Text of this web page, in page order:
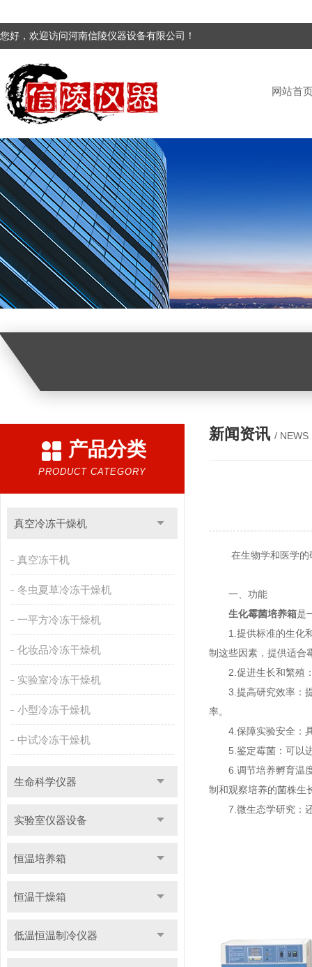
您好，欢迎访问河南信陵仪器设备有限公司！
网站首
产品分类
PRODUCT CATEGORY
真空冷冻干燥机
真空冻干机
冬虫夏草冷冻干燥机
一平方冷冻干燥机
化妆品冷冻干燥机
实验室冷冻干燥机
小型冷冻干燥机
中试冷冻干燥机
生命科学仪器
实验室仪器设备
恒温培养箱
恒温干燥箱
低温恒温制冷仪器
新闻资讯 / NEWS
在生物学和医学的
一、功能
生化霉菌培养箱是
1.提供标准的生化和
制这些因素，提供适合
2.促进生长和繁殖：
3.提高研究效率：提
率。
4.保障实验安全：具
5.鉴定霉菌：可以进
6.调节培养孵育温度
制和观察培养的菌株生
7.微生态学研究：还